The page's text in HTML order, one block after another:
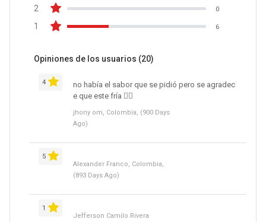
2 0
1 6
Opiniones de los usuarios (20)
4
no había el sabor que se pidió pero se agradec
e que este fría 👌🏿
jhony om, Colombia, (900 Days
Ago)
5
Alexander Franco, Colombia,
(893 Days Ago)
1
Jefferson Camilo Rivera